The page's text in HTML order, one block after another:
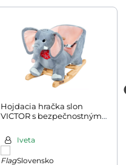
Hojdacia hračka slon
VICTOR s bezpečnostným
Iveta
Slovensko